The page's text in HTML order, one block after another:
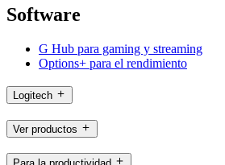
Software
G Hub para gaming y streaming
Options+ para el rendimiento
Logitech
Ver productos